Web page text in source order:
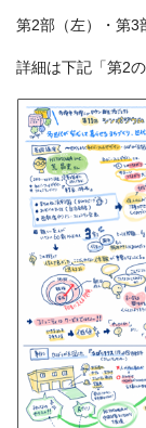
第2部（左）・第3
詳細は下記「第2